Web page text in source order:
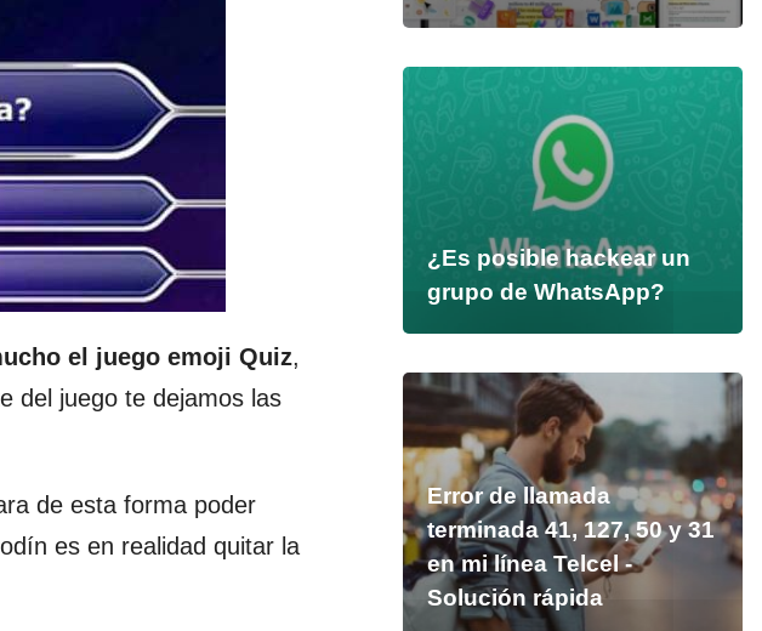
el juego emoji Quiz,
del juego te dejamos las
de esta forma poder
es en realidad quitar la
¿Es posible hackear un
grupo de WhatsApp?
Error de llamada
terminada 41, 127, 50 y 31
en mi línea Telcel -
Solución rápida